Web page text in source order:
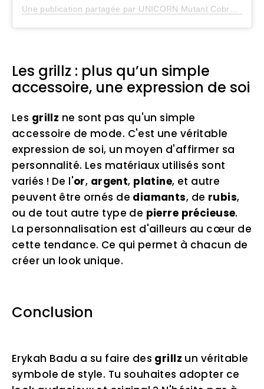
Les grillz : plus qu’un simple
accessoire, une expression de soi
Les grillz ne sont pas qu'un simple
accessoire de mode. C'est une véritable
expression de soi, un moyen d'affirmer sa
personnalité. Les matériaux utilisés sont
variés ! De l'or, argent, platine, et autre
peuvent être ornés de diamants, de rubis,
ou de tout autre type de pierre précieuse.
La personnalisation est d'ailleurs au cœur de
cette tendance. Ce qui permet à chacun de
créer un look unique.
Conclusion
Erykah Badu a su faire des grillz un véritable
symbole de style. Tu souhaites adopter ce